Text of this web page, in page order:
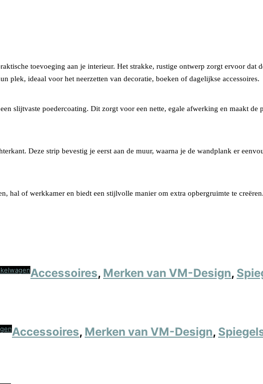
toevoeging aan je interieur. Het strakke, rustige ontwerp zorgt ervoor
plek, ideaal voor het neerzetten van decoratie, boeken of dagelijkse accessoires.
slijtvaste poedercoating. Dit zorgt voor een nette, egale afwerking en maakt
Deze strip bevestig je eerst aan de muur, waarna je de wandplank er
hal of werkkamer en biedt een stijlvolle manier om extra opbergruimte te creëren.
Accessoires, Merken van VM-Design,
Accessoires, Merken van VM-Design,